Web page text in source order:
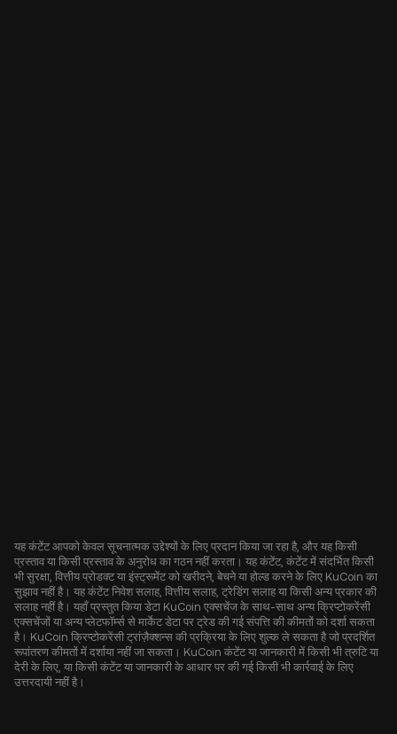
यह कंटेंट आपको केवल सूचनात्मक उद्देश्यों के लिए प्रदान किया जा रहा है, और यह किसी
प्रस्ताव या किसी प्रस्ताव के अनुरोध का गठन नहीं करता। यह कंटेंट, कंटेंट में संदर्भित किसी
भी सुरक्षा, वित्तीय प्रोडक्ट या इंस्ट्रूमेंट को खरीदने, बेचने या होल्ड करने के लिए KuCoin का
सुझाव नहीं है। यह कंटेंट निवेश सलाह, वित्तीय सलाह, ट्रेडिंग सलाह या किसी अन्य प्रकार की
सलाह नहीं है। यहाँ प्रस्तुत किया डेटा KuCoin एक्सचेंज के साथ-साथ अन्य क्रिप्टोकरेंसी
एक्सचेंजों या अन्य प्लेटफॉर्म्स से मार्केट डेटा पर ट्रेड की गई संपत्ति की कीमतों को दर्शा सकता
है। KuCoin क्रिप्टोकरेंसी ट्रांज़ैक्शन्स की प्रक्रिया के लिए शुल्क ले सकता है जो प्रदर्शित
रूपांतरण कीमतों में दर्शाया नहीं जा सकता। KuCoin कंटेंट या जानकारी में किसी भी त्रुटि या
देरी के लिए, या किसी कंटेंट या जानकारी के आधार पर की गई किसी भी कार्रवाई के लिए
उत्तरदायी नहीं है।